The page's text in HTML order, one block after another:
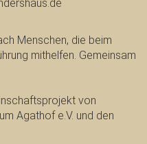
Menschen, die beim
mithelfen. Gemeinsam
von
Agathof e.V. und den